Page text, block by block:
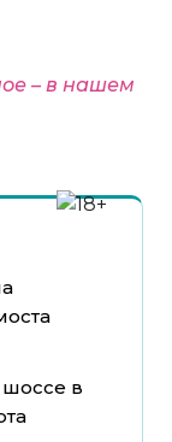
– в нашем
в